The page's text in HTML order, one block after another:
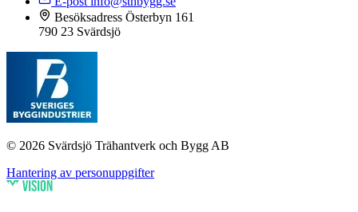
Besöksadress Österbyn 161
790 23 Svärdsjö
© 2026 Svärdsjö Trähantverk och Bygg AB
Hantering av personuppgifter